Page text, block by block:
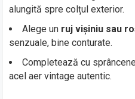
alungită spre colțul exterior.
Alege un ruj vișiniu sau
senzuale, bine conturate.
Completează cu
acel aer vintage autentic.